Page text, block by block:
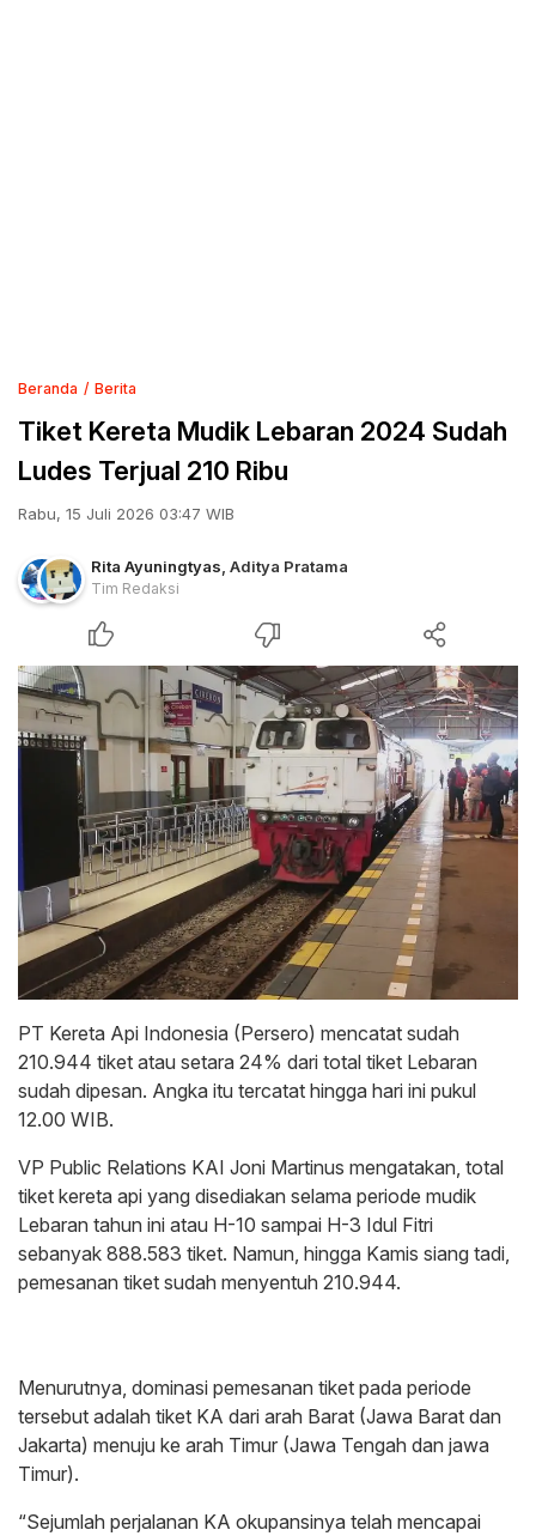
Beranda Berita
Tiket Kereta Mudik Lebaran 2024 Sudah
Ludes Terjual 210 Ribu
Rabu, 15 Juli 2026 03:47 WIB
Rita Ayuningtyas Aditya Pratama
Tim Redaksi
PT Kereta Api Indonesia (Persero) mencatat sudah
210.944 tiket atau setara 24% dari total tiket Lebaran
sudah dipesan. Angka itu tercatat hingga hari ini pukul
12.00 WIB.
VP Public Relations KAI Joni Martinus mengatakan, total
tiket kereta api yang disediakan selama periode mudik
Lebaran tahun ini atau H-10 sampai H-3 Idul Fitri
sebanyak 888.583 tiket. Namun, hingga Kamis siang tadi,
pemesanan tiket sudah menyentuh 210.944.
Menurutnya, dominasi pemesanan tiket pada periode
tersebut adalah tiket KA dari arah Barat (Jawa Barat dan
Jakarta) menuju ke arah Timur (Jawa Tengah dan jawa
Timur).
“Sejumlah perjalanan KA okupansinya telah mencapai